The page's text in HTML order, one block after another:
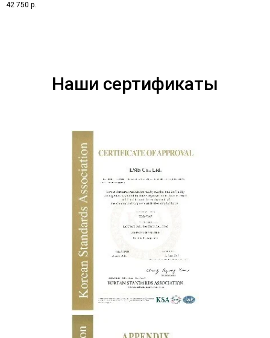
42 750 р.
Наши сертификаты